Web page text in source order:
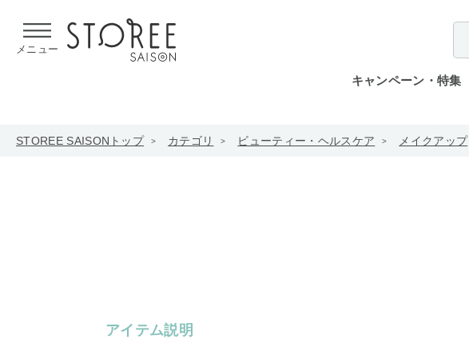
メニュー
キャンペーン・特集
STOREE SAISONトップ カテゴリ ビューティー・ヘルスケア メイクアップ
アイテム説明